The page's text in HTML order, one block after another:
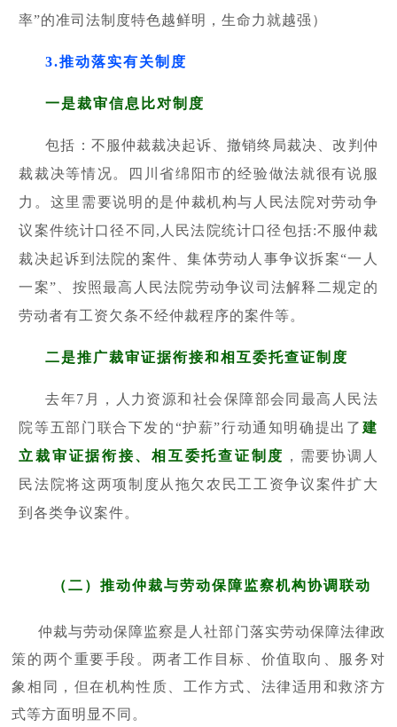
率”的准司法制度特色越鲜明，生命力就越强）
3.推动落实有关制度
一是裁审信息比对制度
包括： 不服仲裁裁决起诉、撤销终局裁决、改判仲
裁裁决等情况。
四川省绵阳市的经验做法就很有说服
力。 这里需要说明的是仲裁机构与人民法院对劳动争
议案件统计口径不同,人民法院统计口径包括:不服仲裁
裁决起诉到法院的案件、集体劳动人事争议拆案“一人
一案”、按照最高人民法院劳动争议司法解释二规定的
劳动者有工资欠条不经仲裁程序的案件等。
二是推广裁审证据衔接和相互委托查证制度
去年7月，人力资源和社会保障部会同最高人民法
院等五部门联合下发的“护薪”行动通知明确提出了 建
立裁审证据衔接、相互委托查证制度 ，需要协调人
民法院将这两项制度从拖欠农民工工资争议案件扩大
到各类争议案件。
（二）推动仲裁与劳动保障监察机构协调联动
仲裁与劳动保障监察是人社部门落实劳动保障法律政
策的两个重要手段。两者工作目标、价值取向、服务对
象相同，但在机构性质、工作方式、法律适用和救济方
式等方面明显不同。